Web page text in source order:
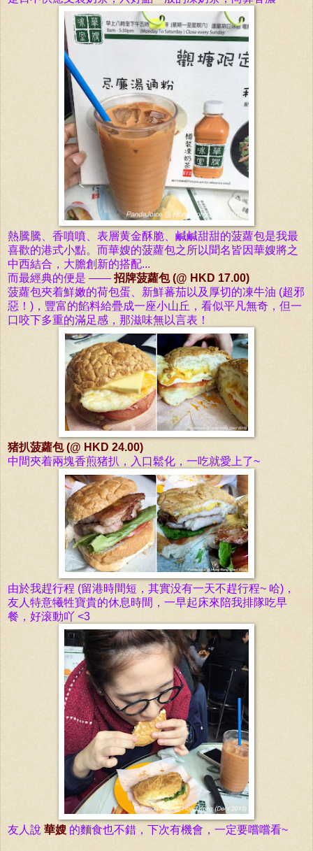
熱騰騰、香噴噴、表層黄金酥脆 、鹹鹹甜甜的菠蘿包是我最
喜歡的港式小點。而華嫂的菠蘿包之所以聞名皆因華嫂將之
中西結合， 大膽創新的搭配...
而最經典的便是 —— 招牌菠蘿包 (@ HKD 17.00)
菠蘿包夾着鮮嫩的荷包蛋、新鮮蕃茄以及厚切的凍牛油 (超邪
惡！)， 豐富的餡料給疊成一座小山丘，看似平凡無奇，但一
口咬下多重的滿足感，那滋味無以言表！
猪扒菠蘿包 (@ HKD 24.00)
中間夾着兩塊香煎猪扒，入口鬆化，一吃就愛上了~
由於我趕行程 (留港時間短，其實没有一天不趕行程~ 哈)，
友人特意犧牲寶貴的休息時間，一早起床來陪我排隊吃早
餐，好滚動吖 <3
友人說 華嫂 的麵食也不錯，下次有機會，一定要嚐嚐看~